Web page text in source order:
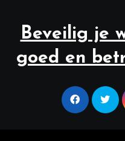
Beveilig je
goed en